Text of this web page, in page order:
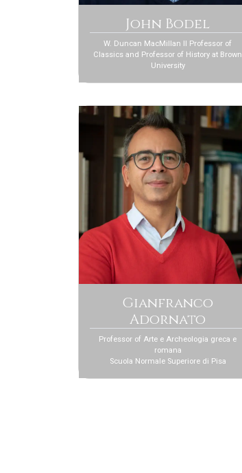
John Bodel
W. Duncan MacMillan II Professor of
Classics and Professor of History at Brown
University
Gianfranco
Adornato
Professor of Arte e Archeologia greca e
romana
Scuola Normale Superiore di Pisa